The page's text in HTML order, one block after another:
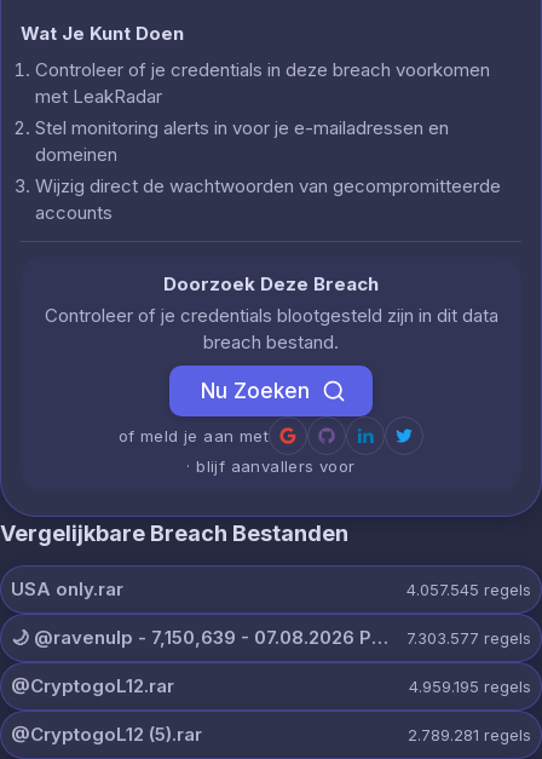
Wat Je Kunt Doen
Controleer of je credentials in deze breach voorkomen
met LeakRadar
Stel monitoring alerts in voor je e-mailadressen en
domeinen
Wijzig direct de wachtwoorden van gecompromitteerde
accounts
Doorzoek Deze Breach
Controleer of je credentials blootgesteld zijn in dit data
breach bestand.
Nu Zoeken
of meld je aan met
· blijf aanvallers voor
Vergelijkbare Breach Bestanden
USA only.rar 4.057.545 regels
🌙 @ravenulp - 7,150,639 - 07.08.2026 PRIVATE.txt 7.303.577 regels
@CryptogoL12.rar 4.959.195 regels
@CryptogoL12 (5).rar 2.789.281 regels